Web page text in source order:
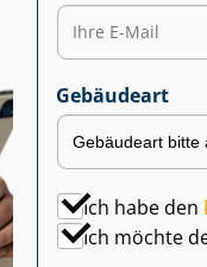
Gebäudeart
Ich habe den
Ich möchte